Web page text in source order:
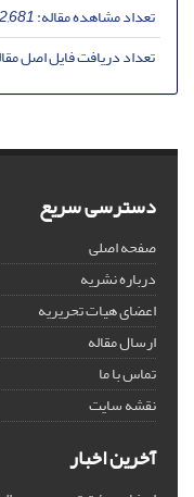
تعداد مشاهده مقاله:2,681
تعداد دریافت فایل اصل
دسترسی سریع
صفحه اصلی
درباره نشریه
اعضای هیات تحریریه
ارسال مقاله
تماس با ما
نقشه سایت
آخرین اخبار